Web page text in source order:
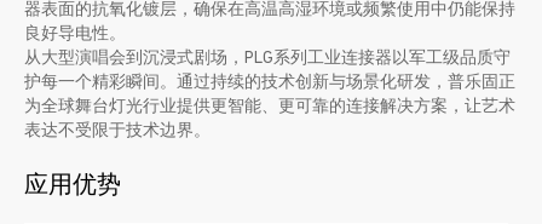
器表面的抗氧化镀层，确保在高温高湿环境或频繁使用中仍能保持
良好导电性。
从大型演唱会到沉浸式剧场，PLG系列工业连接器以军工级品质守
护每一个精彩瞬间。通过持续的技术创新与场景化研发，普乐固正
为全球舞台灯光行业提供更智能、更可靠的连接解决方案，让艺术
表达不受限于技术边界。
应用优势